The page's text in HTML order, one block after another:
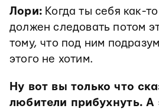
Лори: Когда ты себя как-
должен следовать потом
тому, что под ним
этого не хотим.
Ну вот вы только что
любители прибухнуть. А